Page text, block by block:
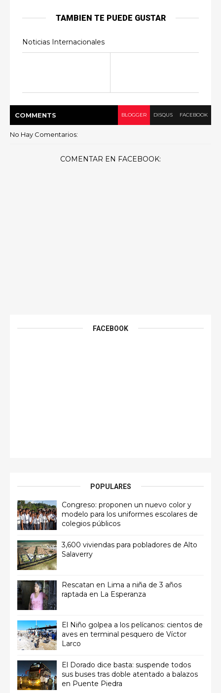
TAMBIEN TE PUEDE GUSTAR
Noticias Internacionales
COMMENTS BLOGGER DISQUS FACEBOOK
No Hay Comentarios:
COMENTAR EN FACEBOOK:
FACEBOOK
POPULARES
Congreso: proponen un nuevo color y
modelo para los uniformes escolares de
colegios públicos
3,600 viviendas para pobladores de Alto
Salaverry
Rescatan en Lima a niña de 3 años
raptada en La Esperanza
El Niño golpea a los pelícanos: cientos de
aves en terminal pesquero de Víctor
Larco
El Dorado dice basta: suspende todos
sus buses tras doble atentado a balazos
en Puente Piedra